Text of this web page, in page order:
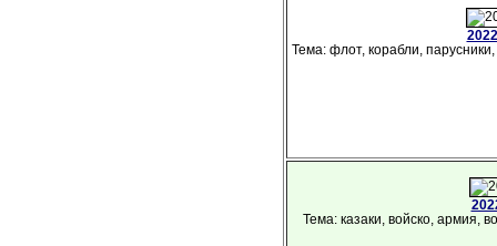
Тема: флот, корабли,
Тема: казаки, войско, армия,